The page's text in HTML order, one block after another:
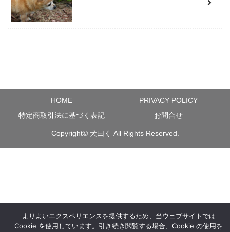
HOME
PRIVACY POLICY
特定商取引法に基づく表記
お問合せ
Copyright© 犬曰く All Rights Reserved.
よりよいエクスペリエンスを提供するため、当ウェブサイトでは
Cookie を使用しています。引き続き閲覧する場合、Cookie の使用を